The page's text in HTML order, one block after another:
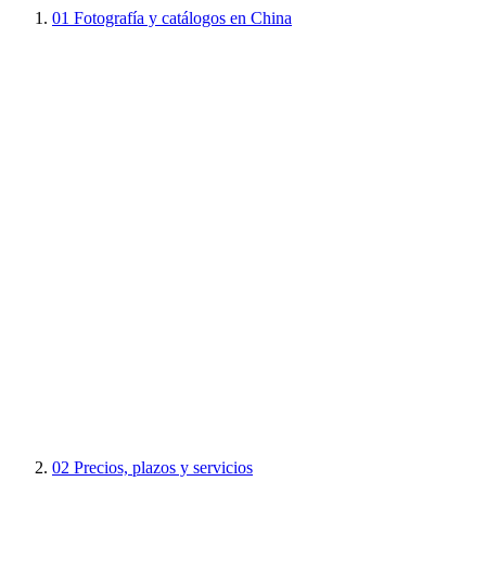
01 Fotografía y catálogos en China
02 Precios, plazos y servicios